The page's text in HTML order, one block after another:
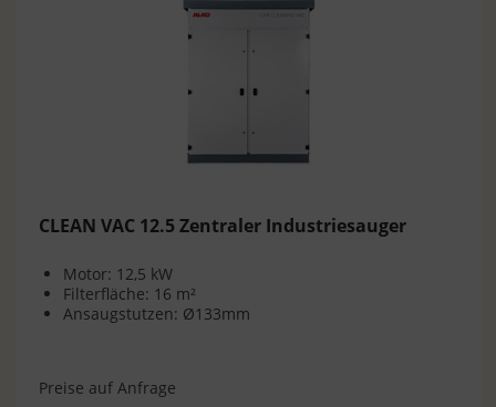
CLEAN VAC 12.5 Zentraler Industriesauger
Motor: 12,5 kW
Filterfläche: 16 m²
Ansaugstutzen: Ø133mm
Preise auf Anfrage